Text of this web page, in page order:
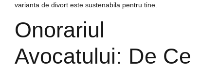
varianta de divort este sustenabila pentru tine.
Onorariul
Avocatului: De Ce